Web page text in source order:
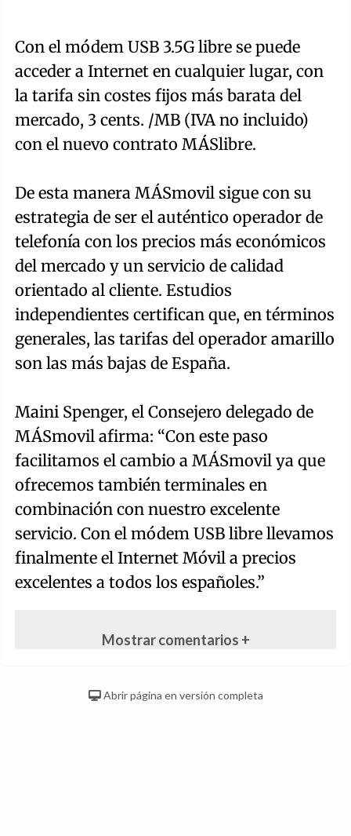
Con el módem USB 3.5G libre se puede
acceder a Internet en cualquier lugar, con
la tarifa sin costes fijos más barata del
mercado, 3 cents. /MB (IVA no incluido)
con el nuevo contrato MÁSlibre.
De esta manera MÁSmovil sigue con su
estrategia de ser el auténtico operador de
telefonía con los precios más económicos
del mercado y un servicio de calidad
orientado al cliente. Estudios
independientes certifican que, en términos
generales, las tarifas del operador amarillo
son las más bajas de España.
Maini Spenger, el Consejero delegado de
MÁSmovil afirma: “Con este paso
facilitamos el cambio a MÁSmovil ya que
ofrecemos también terminales en
combinación con nuestro excelente
servicio. Con el módem USB libre llevamos
finalmente el Internet Móvil a precios
excelentes a todos los españoles.”
Mostrar comentarios +
Abrir página en versión completa